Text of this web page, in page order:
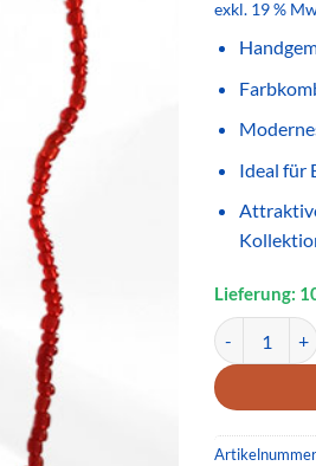
exkl. 19 %
Ideal für
Lieferung: